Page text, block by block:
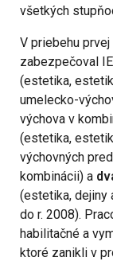
všetkých
V priebehu
zabezpečoval
(estetika,
umelecko-
výchova v
(estetika,
výchovných
kombinácii) a
(estetika, dejiny
do r. 2008).
habilitačné a
ktoré zanikli v